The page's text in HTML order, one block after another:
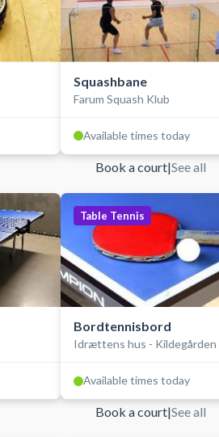
Squashbane
Farum Squash Klub
Available times today
Book a court|See all
Table Tennis
Bordtennisbord
Idrættens hus - Kildegården
Available times today
Book a court|See all